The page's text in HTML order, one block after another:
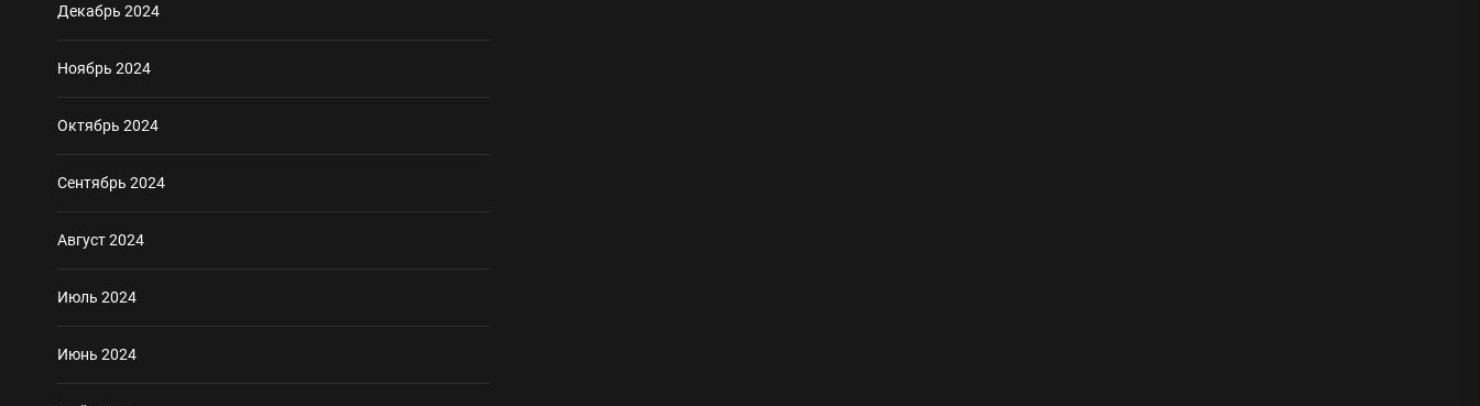
Декабрь 2024
Ноябрь 2024
Октябрь 2024
Сентябрь 2024
Август 2024
Июль 2024
Июнь 2024